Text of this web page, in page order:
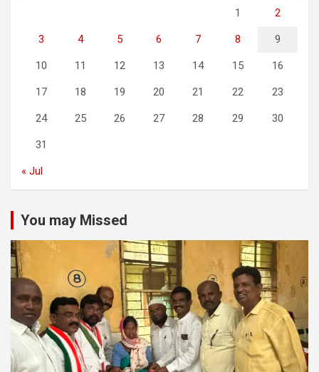
1 2
3 4 5 6 7 8 9
10 11 12 13 14 15 16
17 18 19 20 21 22 23
24 25 26 27 28 29 30
31
« Jul
You may Missed